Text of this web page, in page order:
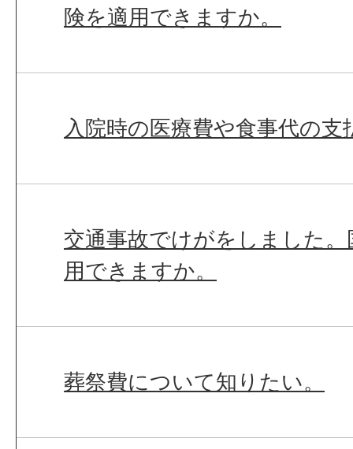
険を適用できますか。
入院時の医療費や食事代の
交通事故でけがをしました
用できますか。
葬祭費について知りたい。